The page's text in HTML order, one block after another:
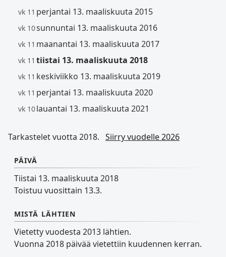
vk 11 perjantai 13. maaliskuuta 2015
vk 10sunnuntai 13. maaliskuuta 2016
vk 11 maanantai 13. maaliskuuta 2017
vk 11 tiistai 13. maaliskuuta 2018
vk 11 keskiviikko 13. maaliskuuta 2019
vk 11 perjantai 13. maaliskuuta 2020
vk 10lauantai 13. maaliskuuta 2021
Tarkastelet vuotta 2018. Siirry vuodelle 2026
PÄIVÄ
Tiistai 13. maaliskuuta 2018
Toistuu vuosittain 13.3.
MISTÄ LÄHTIEN
Vietetty vuodesta 2013 lähtien.
Vuonna 2018 päivää vietettiin kuudennen kerran.